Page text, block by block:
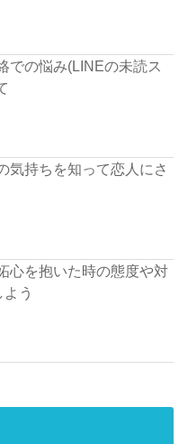
での悩み(LINEの未読ス
気持ちを知って恋人にさ
心を抱いた時の態度や対
う